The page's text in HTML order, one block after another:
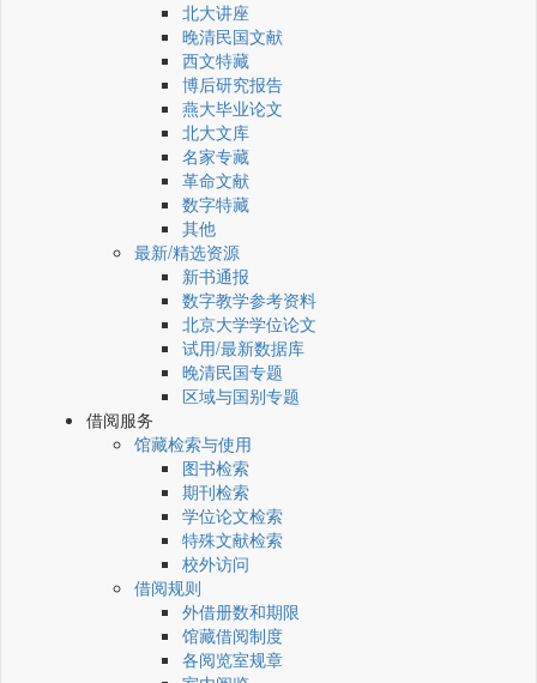
北大讲座
晚清民国文献
西文特藏
博后研究报告
燕大毕业论文
北大文库
名家专藏
革命文献
数字特藏
其他
最新/精选资源
新书通报
数字教学参考资料
北京大学学位论文
试用/最新数据库
晚清民国专题
区域与国别专题
借阅服务
馆藏检索与使用
图书检索
期刊检索
学位论文检索
特殊文献检索
校外访问
借阅规则
外借册数和期限
馆藏借阅制度
各阅览室规章